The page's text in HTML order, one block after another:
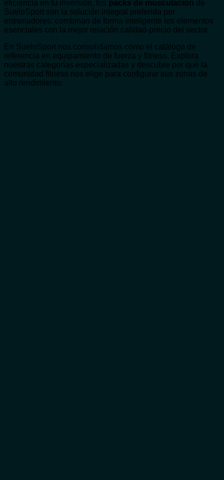
eficiencia en tu inversión, los packs de musculación de
SueloSport son la solución integral preferida por
entrenadores: combinan de forma inteligente los elementos
esenciales con la mejor relación calidad-precio del sector.
En SueloSport nos consolidamos como el catálogo de
referencia en equipamiento de fuerza y fitness. Explora
nuestras categorías especializadas y descubre por qué la
comunidad fitness nos elige para configurar sus zonas de
alto rendimiento.